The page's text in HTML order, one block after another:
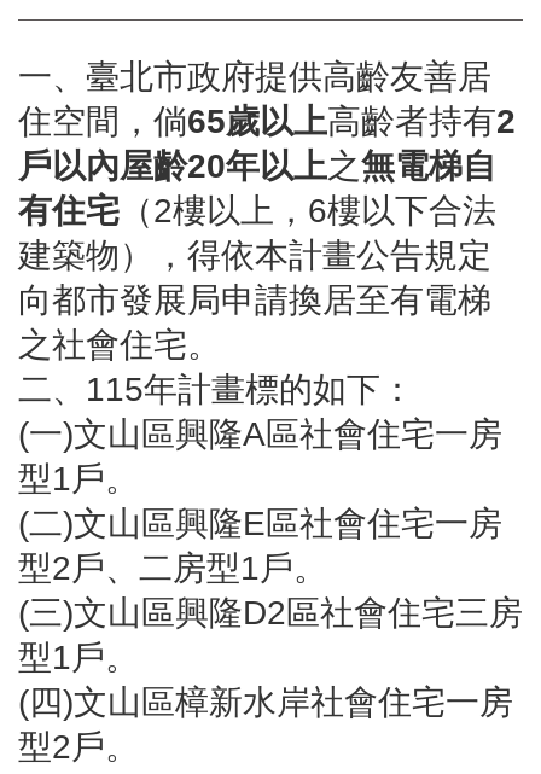
文
化
局
文
化
資
產
臺
北
市
區
里
界
說
臺
北
市
鄰
長
名
冊
一、臺北市政府提供高齡友善居
住空間，倘65歲以上高齡者持有2
戶以內屋齡20年以上之無電梯自
有住宅 （2樓以上，6樓以下合法
建築物），得依本計畫公告規定
向都市發展局申請換居至有電梯
之社會住宅。
二、115年計畫標的如下：
(一)文山區興隆A區社會住宅一房
型1戶。
(二)文山區興隆E區社會住宅一房
型2戶、二房型1戶。
(三)文山區興隆D2區社會住宅三房
型1戶。
(四)文山區樟新水岸社會住宅一房
型2戶。